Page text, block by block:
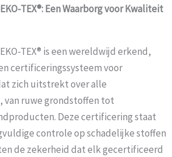
TEX®: Een Waarborg voor Kwaliteit
TEX® is een wereldwijd erkend,
certificeringssysteem voor
zich uitstrekt over alle
van ruwe grondstoffen tot
Deze certificering staat
controle op schadelijke stoffen
de zekerheid dat elk gecertificeerd